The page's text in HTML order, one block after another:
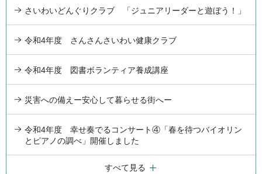
さいわいどんぐりクラブ 「ジュニアリーダーと遊ぼう！」
令和4年度 さんさんさいわい健康クラブ
令和4年度 図書ボランティア養成講座
災害への備えー安心して暮らせる街へー
令和4年度 幸せ奏でるコンサート④「春を待つバイオリン
とピアノの調べ」開催しました
すべて見る